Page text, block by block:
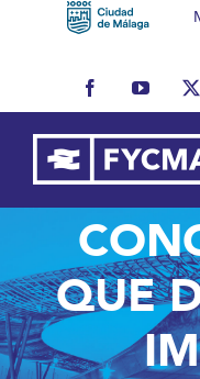
Facebook
QUE